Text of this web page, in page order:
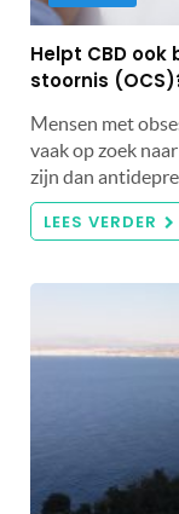
Helpt CBD
stoornis
Mensen met
vaak op zoek
zijn dan
LEES VERDER